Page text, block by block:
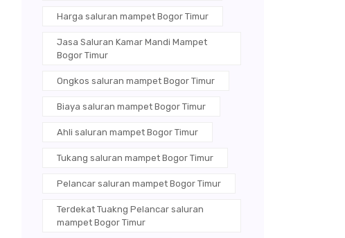
Harga saluran mampet Bogor Timur
Jasa Saluran Kamar Mandi Mampet
Bogor Timur
Ongkos saluran mampet Bogor Timur
Biaya saluran mampet Bogor Timur
Ahli saluran mampet Bogor Timur
Tukang saluran mampet Bogor Timur
Pelancar saluran mampet Bogor Timur
Terdekat Tuakng Pelancar saluran
mampet Bogor Timur